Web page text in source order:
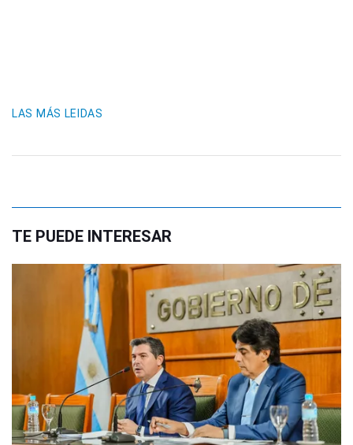
LAS MÁS LEIDAS
TE PUEDE INTERESAR